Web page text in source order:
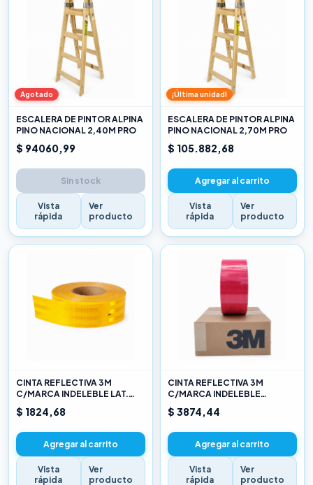
Agotado
ESCALERA DE PINTOR ALPINA
PINO NACIONAL 2,40M PRO
$ 94060,99
Sin stock
Vista
rápida
Ver
producto
¡Última unidad!
ESCALERA DE PINTOR ALPINA
PINO NACIONAL 2,70M PRO
$ 105.882,68
Agregar al carrito
Vista
rápida
Ver
producto
CINTA REFLECTIVA 3M
C/MARCA INDELEBLE LAT.
$ 1824,68
Agregar al carrito
Vista
rápida
Ver
producto
CINTA REFLECTIVA 3M
C/MARCA INDELEBLE
TRASERA BLANCA Y ROJO X
METRO
$ 3874,44
Agregar al carrito
Vista
rápida
Ver
producto